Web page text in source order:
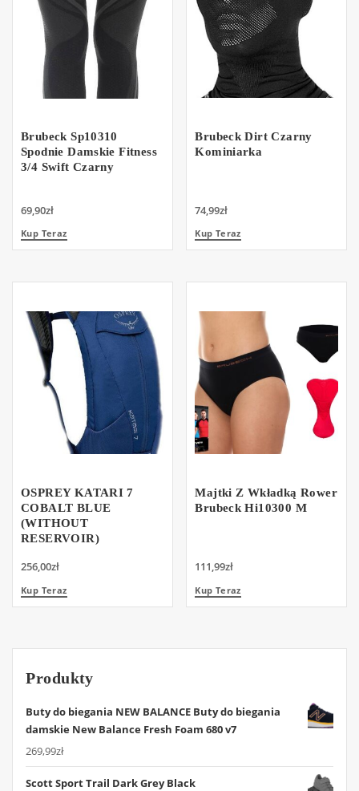
Brubeck Sp10310
Spodnie Damskie Fitness
3/4 Swift Czarny
69,90zł
Kup Teraz
Brubeck Dirt Czarny
Kominiarka
74,99zł
Kup Teraz
OSPREY KATARI 7
COBALT BLUE
(WITHOUT
RESERVOIR)
256,00zł
Kup Teraz
Majtki Z Wkładką Rower
Brubeck Hi10300 M
111,99zł
Kup Teraz
Produkty
Buty do biegania NEW BALANCE Buty do biegania
damskie New Balance Fresh Foam 680 v7
269,99zł
Scott Sport Trail Dark Grey Black